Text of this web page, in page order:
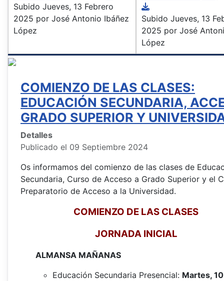
Subido Jueves, 13 Febrero
2025 por José Antonio Ibáñez
López
Subido Jueves, 13
2025 por José
López
COMIENZO DE LAS CLASES:
EDUCACIÓN SECUNDARIA,
GRADO SUPERIOR Y
Detalles
Publicado el 09 Septiembre 2024
Os informamos del comienzo de las clases de
Secundaria, Curso de Acceso a Grado Superior y el
Preparatorio de Acceso a la Universidad.
COMIENZO DE LAS CLASES
JORNADA INICIAL
ALMANSA MAÑANAS
Educación Secundaria Presencial: Martes,